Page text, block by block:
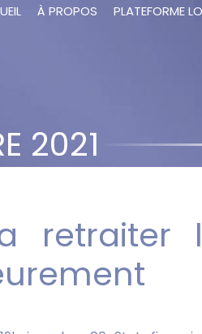
À PROPOS PLATEFORME
2021
retraiter